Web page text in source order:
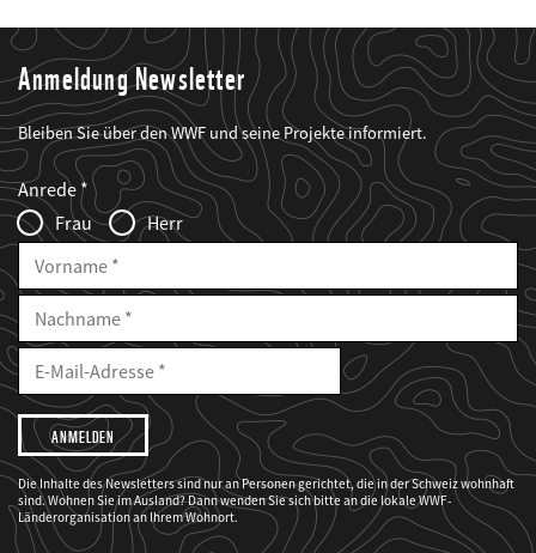
Anmeldung Newsletter
Bleiben Sie über den WWF und seine Projekte informiert.
Web2Case
Infofelder
Fieldset
anrede_name
Anrede
Frau
Herr
Vorname
Nachname
E-
Mailadresse
E-
Adresse
Ich
möchte,
dass
der
WWF
mich
über
seine
Projekte
informiert.
Die Inhalte des Newsletters sind nur an Personen gerichtet, die in der Schweiz wohnhaft
sind. Wohnen Sie im Ausland? Dann wenden Sie sich bitte an die lokale WWF-
Länderorganisation an Ihrem Wohnort.